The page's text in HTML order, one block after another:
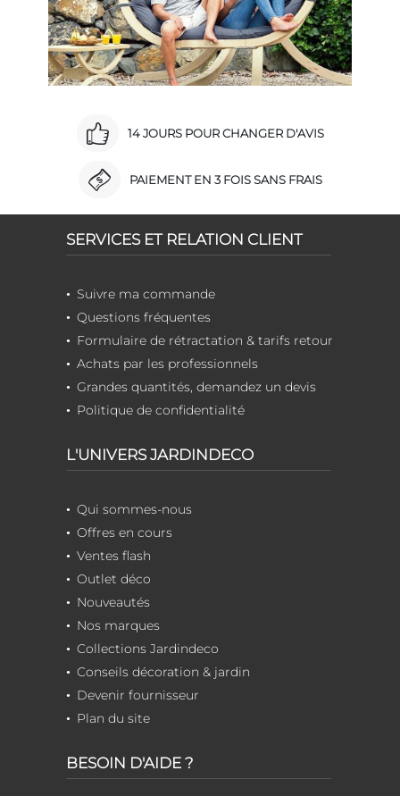
14 JOURS POUR CHANGER D'AVIS
PAIEMENT EN 3 FOIS SANS FRAIS
SERVICES ET RELATION CLIENT
Suivre ma commande
Questions fréquentes
Formulaire de rétractation & tarifs retour
Achats par les professionnels
Grandes quantités, demandez un devis
Politique de confidentialité
L'UNIVERS JARDINDECO
Qui sommes-nous
Offres en cours
Ventes flash
Outlet déco
Nouveautés
Nos marques
Collections Jardindeco
Conseils décoration & jardin
Devenir fournisseur
Plan du site
BESOIN D'AIDE ?